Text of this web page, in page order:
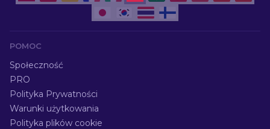
POMOC
Społeczność
PRO
Polityka Prywatności
Warunki użytkowania
Polityka plików cookie